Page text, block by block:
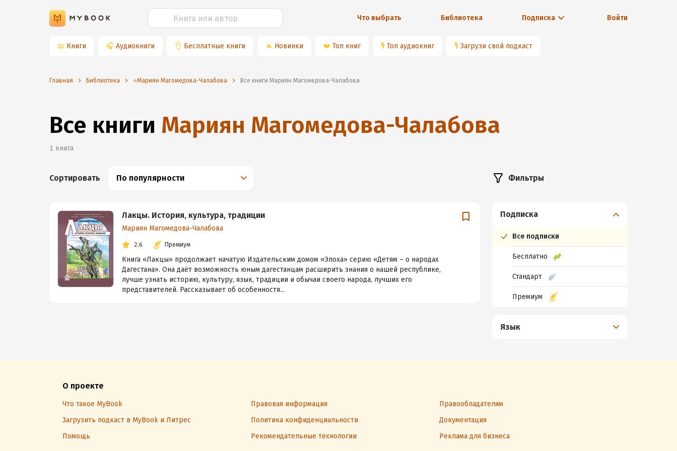
Что выбрать Библиотека Подписка Войти
📖 Книги 🎧 Аудиокниги 👌 Бесплатные книги 🔥 Новинки ❤️ Топ книг 🎙 Топ аудиокниг 🎙 Загрузи свой подкаст
Главная Библиотека ⭐️Мариян Магомедова-Чалабова Все книги Мариян Магомедова-Чалабова
Все книги Мариян Магомедова-Чалабова
1 книга
Сортировать По популярности
Лакцы. История, культура, традиции
Мариян Магомедова-Чалабова
2.6 Премиум
Книга «Лакцы» продолжает начатую Издательским домом «Эпоха» серию «Детям – о народах
Дагестана». Она даёт возможность юным дагестанцам расширить знания о нашей республике,
лучше узнать историю, культуру, язык, традиции и обычаи своего народа, лучших его
представителей. Рассказывает об особенностя...
Фильтры
Подписка
Все подписки
Бесплатно
Стандарт
Премиум
Язык
О проекте
Что такое MyBook Правовая информация
Правообладателям
Загрузить подкаст в MyBook и Литрес
Политика конфиденциальности
Документация
Помощь
Рекомендательные технологии Реклама для бизнеса